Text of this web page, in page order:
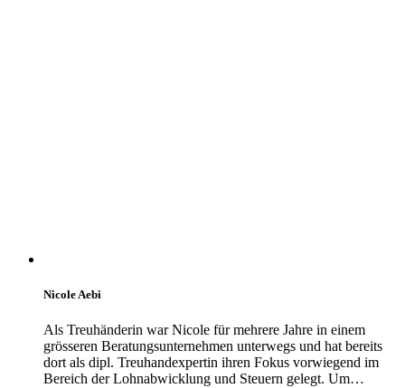
Nicole Aebi
Als Treuhänderin war Nicole für mehrere Jahre in einem
grösseren Beratungsunternehmen unterwegs und hat bereits
dort als dipl. Treuhandexpertin ihren Fokus vorwiegend im
Bereich der Lohnabwicklung und Steuern gelegt. Um…